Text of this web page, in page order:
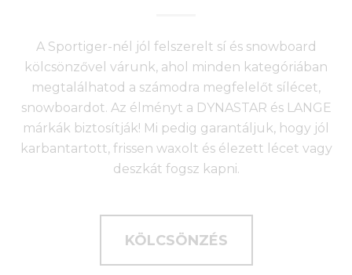
A Sportiger-nél jól felszerelt sí és snowboard
kölcsönzővel várunk, ahol minden kategóriában
megtalálhatod a számodra megfelelőt sílécet,
snowboardot. Az élményt a DYNASTAR és LANGE
márkák biztosítják! Mi pedig garantáljuk, hogy jól
karbantartott, frissen waxolt és élezett lécet vagy
deszkát fogsz kapni.
KÖLCSÖNZÉS